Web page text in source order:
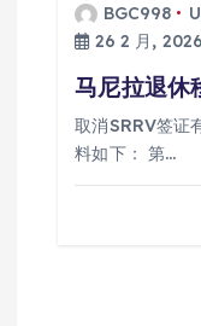
BGC998
26 2 月, 2026
马尼拉退休
取消SRRV签证
料如下： 第…